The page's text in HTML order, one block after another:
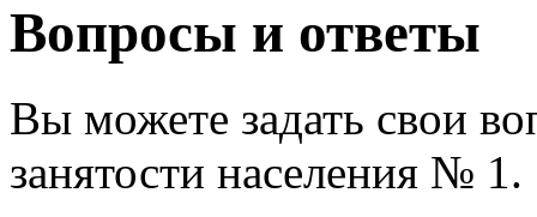
Вопросы и ответы
Вы можете задать свои
занятости населения № 1.